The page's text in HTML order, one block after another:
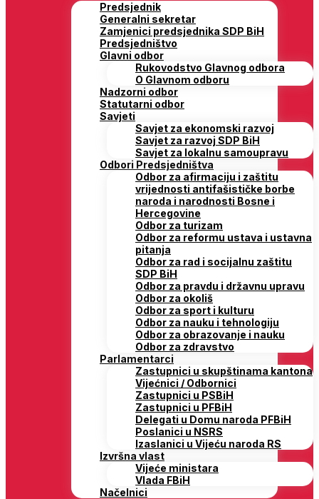
Predsjednik
Generalni sekretar
Zamjenici predsjednika SDP BiH
Predsjedništvo
Glavni odbor
Rukovodstvo Glavnog odbora
O Glavnom odboru
Nadzorni odbor
Statutarni odbor
Savjeti
Savjet za ekonomski razvoj
Savjet za razvoj SDP BiH
Savjet za lokalnu samoupravu
Odbori Predsjedništva
Odbor za afirmaciju i zaštitu
vrijednosti antifašističke borbe
naroda i narodnosti Bosne i
Hercegovine
Odbor za turizam
Odbor za reformu ustava i ustavna
pitanja
Odbor za rad i socijalnu zaštitu
SDP BiH
Odbor za pravdu i državnu upravu
Odbor za okoliš
Odbor za sport i kulturu
Odbor za nauku i tehnologiju
Odbor za obrazovanje i nauku
Odbor za zdravstvo
Parlamentarci
Zastupnici u skupštinama kantona
Vijećnici / Odbornici
Zastupnici u PSBiH
Zastupnici u PFBiH
Delegati u Domu naroda PFBiH
Poslanici u NSRS
Izaslanici u Vijeću naroda RS
Izvršna vlast
Vijeće ministara
Vlada FBiH
Načelnici